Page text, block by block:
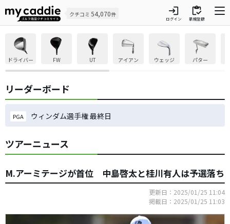
クチコミ 54,070件 login
ログイン
inventory
新規登録
ドライバー FW UT アイアン ウェッジ パター
リーダーボード
PGA ウィンダム選手権 最終日
ツアーニュース
M.アーミテージが首位 中島啓太と桂川有人は予選落ち
更新日：2025/01/25 11:04
掲載日：2025/01/25 11:03